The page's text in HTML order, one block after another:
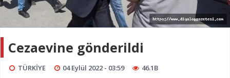
Cezaevine gönderildi
TÜRKİYE 04 Eylül 2022 - 03:59 46.1B